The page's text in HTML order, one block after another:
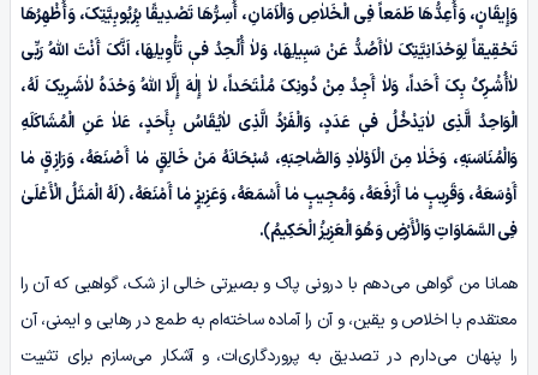
وَإِیقَانٍ، وَأُعِدُّهَا طَمَعاً فِی الْخَلاٰصِ وَالْاَمَانِ، أُسِـرُّهَا تَصْدِیقًا بِرُبُوبِیَّتِکَ، وَأُظْهِرُهَا
تَحْقِیقاً لِوَحْدَانِیَّتِکَ لاٰأَصُدُّ عَنْ سَبِیلِهَا، وَلاٰ أُلْحِدُ فیٖ تَأْوِیلِهَا، اَنَّکَ أَنْتَ اللّٰهُ رَبِّی
لاٰأُشْـرِکُ بِکَ أَحَداً، وَلاٰ أَجِدُ مِنْ دُونِکَ مُلْتَحَداً، لاٰ إِلٰهَ إِلَّا اللّٰهُ وَحْدَہُ لاٰشَـرِیکَ لَهُ،
الْوَاحِدُ الَّذِی لاٰیَدْخُلُ فیٖ عَدَدٍ، وَالْفَرْدُ الَّذِی لاٰیُقَاسُ بِأَحَدٍ، عَلاٰ عَنِ الْمُشَاکَلَهِ
وَالْمُنَاسَبَهِ، وَخَلٰا مِنَ الْاَوْلاٰدِ وَالصّٰاحِبَهِ، سُبْحَانَهُ مَنْ خَالِقٍ مٰا أَصْنَعَهُ، وَرَازِقٍ مٰا
أَوْسَعَهُ، وَقَرِیبٍ مٰا أَرْفَعَهُ، وَمُجِیبٍ مٰا أَسْمَعَهُ، وَعَزِیزٍ مٰا أَمْنَعَهُ، ﴿لَهُ الْمَثَلُ الْأَعْلَیٰ
فِی السَّمَاوَاتِ وَالْأَرْضِ وَهُوَ الْعَزِیزُ الْحَکِیمُ﴾.
همانا من گواهی می‌دهم با درونی پاک و بصیرتی خالی از شک، گواهیی که آن را
معتقدم با اخلاص و یقین، و آن را آماده ساخته‌ام به طمع در رهایی و ایمنی، آن
را پنهان می‌دارم در تصدیق به پروردگاری‌ات، و آشکار می‌سازم برای تثبیت